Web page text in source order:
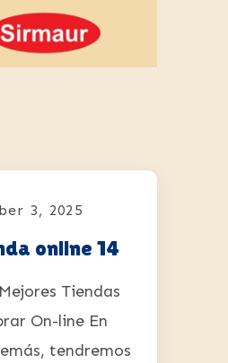
3, 2025
online 14
Tiendas
On-line En
tendremos